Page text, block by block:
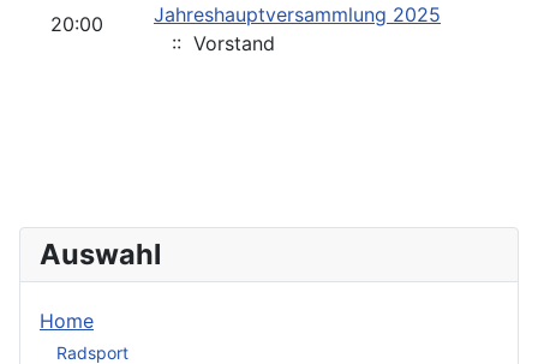
20:00
Jahreshauptversammlung 2025
:: Vorstand
Auswahl
Home
Radsport